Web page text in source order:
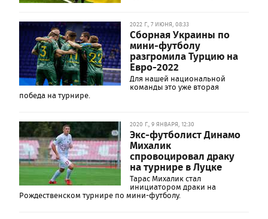
2022 Г., 7 ИЮНЯ, 08:33
Сборная Украины по
мини-футболу
разгромила Турцию на
Евро-2022
Для нашей национальной
команды это уже вторая
победа на турнире.
2020 Г., 9 ЯНВАРЯ, 12:30
Экс-футболист Динамо
Михалик
спровоцировал драку
на турнире в Луцке
Тарас Михалик стал
инициатором драки на
Рождественском турнире по мини-футболу.